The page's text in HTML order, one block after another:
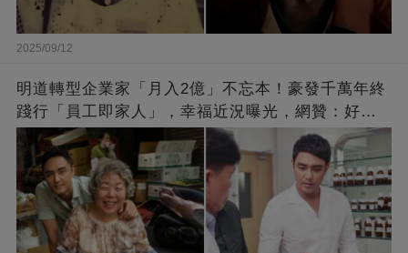
2025/09/12
明道轉型企業家「月入2億」不忘本！豪發千萬年終
踐行「員工即家人」，幸福近況曝光，網贊：好老
闆的福報